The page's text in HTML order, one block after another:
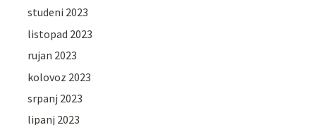
studeni 2023
listopad 2023
rujan 2023
kolovoz 2023
srpanj 2023
lipanj 2023